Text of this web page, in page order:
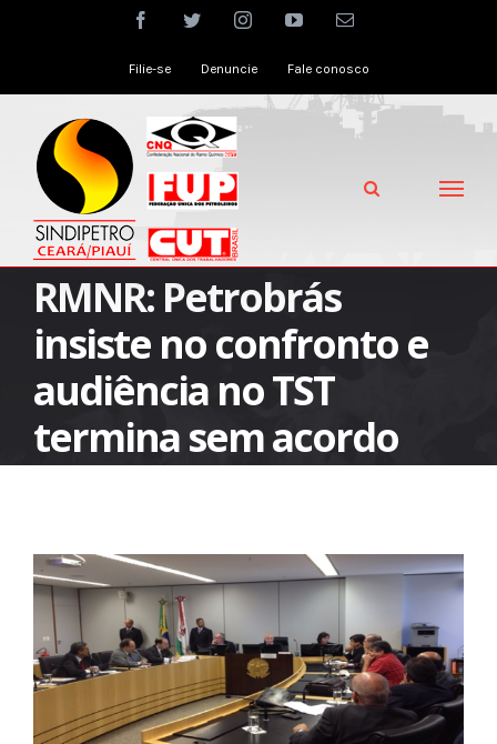
facebooktwitter instagramyoutubeEmail
Filie-se Denuncie Fale conosco
RMNR: Petrobrás
insiste no confronto e
audiência no TST
termina sem acordo